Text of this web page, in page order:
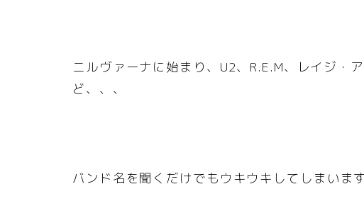
ニルヴァーナに始まり、U2、R.E.M、レイジ・
ど、、、
バンド名を聞くだけでもウキウキしてしまい